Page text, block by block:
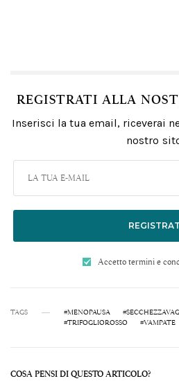
REGISTRATI ALLA
Inserisci la tua email, riceverai
nostro
Accetto termini e
TAGS #MENOPAUSA
#TRIFOGLIOROSSO
#VAMPATE
COSA PENSI DI QUESTO ARTICOLO?